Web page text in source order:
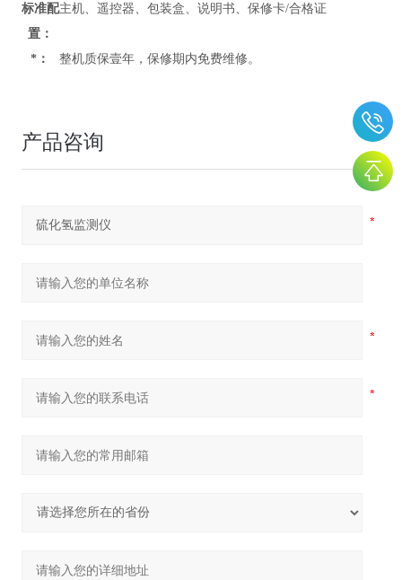
标准配
置：
主机、遥控器、包装盒、说明书、保修卡/合格证
*： 整机质保壹年，保修期内免费维修。
产品咨询